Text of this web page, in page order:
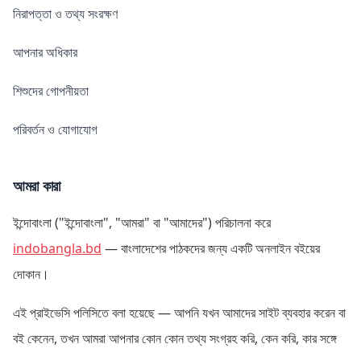
নিরাপত্তা ও তথ্য সংরক্ষণ
আপনার অধিকার
শিশুদের গোপনীয়তা
পরিবর্তন ও যোগাযোগ
আমরা কারা
ইন্দোবাংলা ("ইন্দোবাংলা", "আমরা" বা "আমাদের") পরিচালনা করে
indobangla.bd — বাংলাদেশের পাঠকদের জন্য একটি অনলাইন বইয়ের
দোকান।
এই প্রাইভেসি পলিসিতে বলা হয়েছে — আপনি যখন আমাদের সাইট ব্যবহার করেন বা
বই কেনেন, তখন আমরা আপনার কোন কোন তথ্য সংগ্রহ করি, কেন করি, কার সঙ্গে